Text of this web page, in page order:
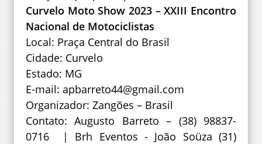
Curvelo Moto Show 2023 – XXIII Encontro
Nacional de Motociclistas
Local: Praça Central do Brasil
Cidade: Curvelo
Estado: MG
E-mail: apbarreto44@gmail.com
Organizador: Zangões – Brasil
Contato: Augusto Barreto – (38) 98837-
0716 | Brh Eventos - João Soüza (31)